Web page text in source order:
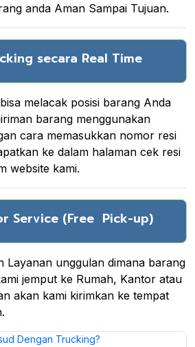
anda Aman Sampai Tujuan.
secara Real Time
melacak posisi barang Anda
barang menggunakan
cara memasukkan nomor resi
ke dalam halaman cek resi
website kami.
Service (Free Pick-up)
Layanan unggulan dimana barang
jemput ke Rumah, Kantor atau
akan kami kirimkan ke tempat
Dengan Trucking?